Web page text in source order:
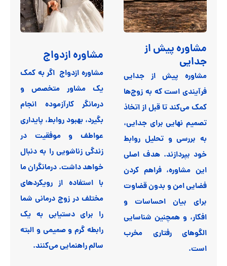
مشاوره پیش از
جدایی
مشاوره پیش از جدایی
فرآیندی است که به زوج‌ها
کمک می‌کند تا قبل از اتخاذ
تصمیم نهایی برای جدایی،
به بررسی و تحلیل روابط
خود بپردازند. هدف اصلی
این مشاوره، فراهم کردن
فضایی امن و بدون قضاوت
برای بیان احساسات و
افکار، و همچنین شناسایی
الگوهای رفتاری مخرب
است.
مشاوره ازدواج
مشاوره ازدواج اگر به کمک
یک مشاور متخصص و
درمانگر کارآزموده انجام
بگیرد، بهبود روابط، پایداری
عواطف و موفقیت در
زندگی زناشویی را به دنبال
خواهد داشت. درمانگران ما
با استفاده از رویکردهای
مختلف در زوج درمانی شما
را برای دستیابی به یک
رابطه گرم و صمیمی و البته
سالم راهنمایی می‌کنند.